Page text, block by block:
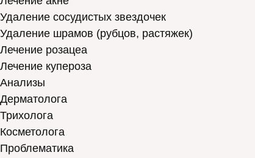
Удаление сосудистых звездочек
Удаление шрамов (рубцов, растяжек)
Лечение розацеа
Лечение купероза
Анализы
Дерматолога
Трихолога
Косметолога
Проблематика